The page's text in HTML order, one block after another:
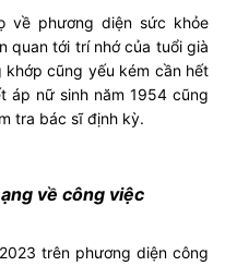
về phương diện sức khỏe
quan tới trí nhớ của tuổi già
cũng yếu kém cần hết
áp nữ sinh năm 1954 cũng
tra bác sĩ định kỳ.
về công việc
trên phương diện công